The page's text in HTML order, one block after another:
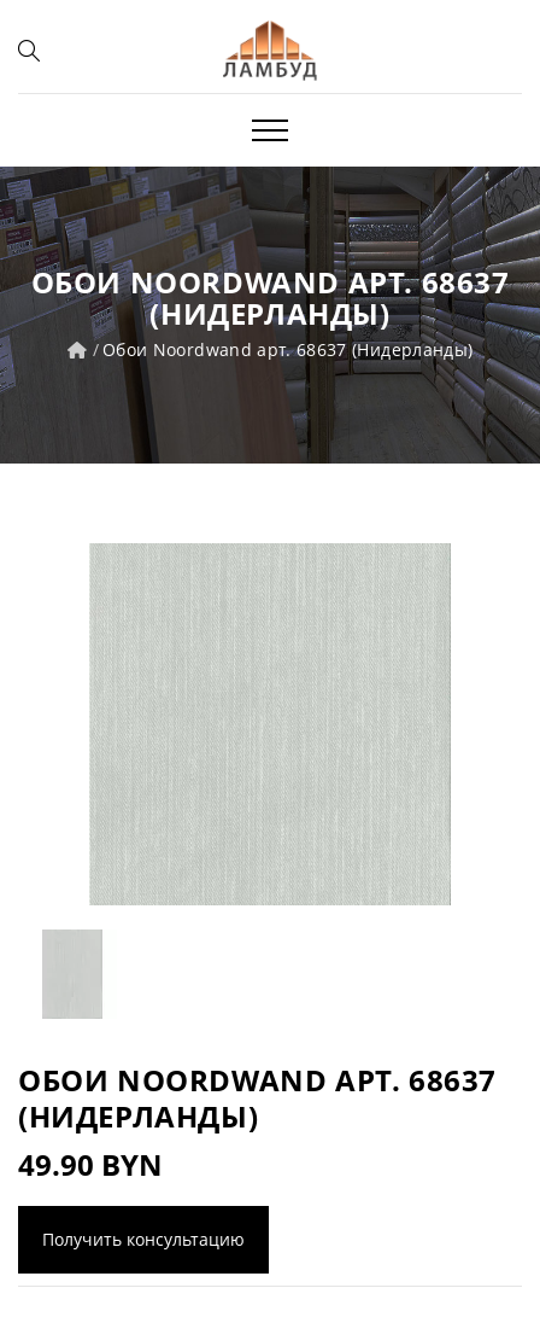
ОБОИ NOORDWAND АРТ. 68637
(НИДЕРЛАНДЫ)
Обои Noordwand арт. 68637 (Нидерланды)
ОБОИ NOORDWAND АРТ. 68637
(НИДЕРЛАНДЫ)
49.90 BYN
Получить консультацию